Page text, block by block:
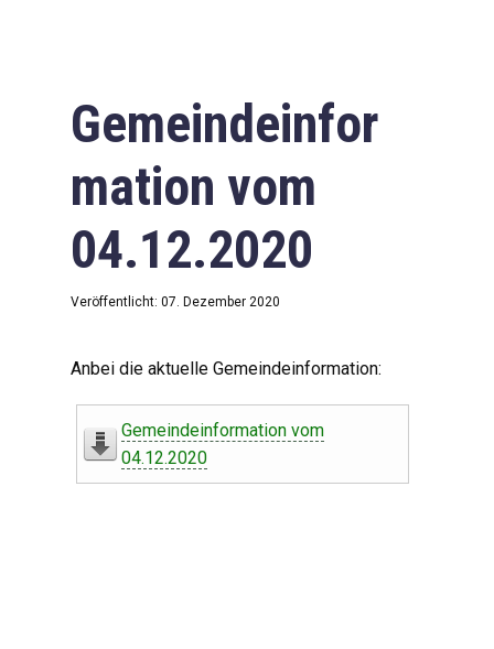
Gemeindeinfor
mation vom
04.12.2020
Veröffentlicht: 07. Dezember 2020
Anbei die aktuelle Gemeindeinformation:
Gemeindeinformation vom
04.12.2020